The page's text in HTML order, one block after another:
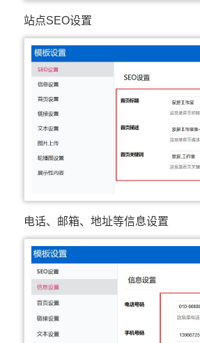
站点SEO设置
电话、邮箱、地址等信息设置